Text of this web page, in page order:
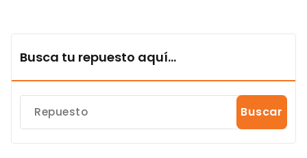
Busca tu repuesto aquí...
Buscar